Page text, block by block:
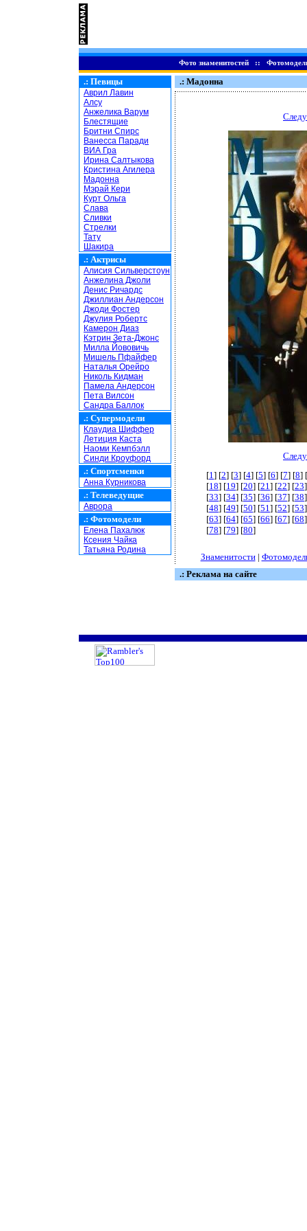
Фото знаменитостей::
.: Певицы
Аврил Лавин
Алсу
Анжелика Варум
Блестящие
Бритни Спирс
Ванесса Паради
ВИА Гра
Ирина Салтыкова
Кристина Агилера
Мадонна
Мэрай Кери
Курт Ольга
Слава
Сливки
Стрелки
Тату
Шакира
.: Актрисы
Алисия Сильверстоун
Анжелина Джоли
Денис Ричардс
Джиллиан Андерсон
Джоди Фостер
Джулия Робертс
Камерон Диаз
Кэтрин Зета-Джонс
Милла Йововичь
Мишель Пфайфер
Наталья Орейро
Николь Кидман
Памела Андерсон
Пета Вилсон
Сандра Баллок
.: Супермодели
Клаудиа Шиффер
Летиция Каста
Наоми Кемпбэлл
Синди Кроуфорд
.: Спортсменки
Анна Курникова
.: Телеведущие
Аврора
.: Фотомодели
Елена Пахалюк
Ксения Чайка
Татьяна Родина
.: Мадонна
[1] [2] [3] [4] [5] [6] [7] [8] [
[18] [19] [20] [21] [22] [23
[33] [34] [35] [36] [37] [38
[48] [49] [50] [51] [52] [53
[63] [64] [65] [66] [67] [68
[78] [79] [80]
Знаменитости|
.: Реклама на сайте